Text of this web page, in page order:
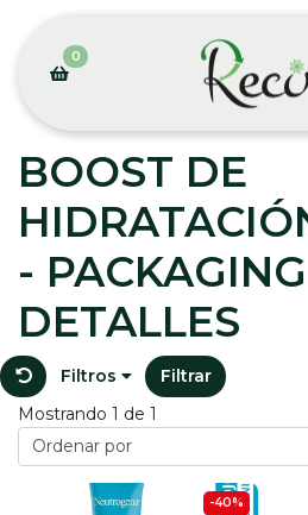
0
BOOST DE
-
DETALLES
Filtros
Filtrar
Mostrando 1 de 1
-40%